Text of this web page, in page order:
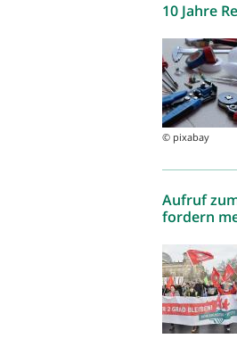
10 Jahre
© pixabay
Aufruf
fordern